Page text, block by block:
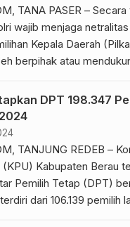
TANA PASER –
wajib menjaga
Kepala Daerah
berpihak atau
DPT 198.347
TANJUNG REDEB –
(KPU) Kabupaten Berau
Pemilih Tetap (DPT)
dari 106.139 pemilih